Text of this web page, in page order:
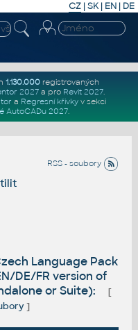
CZ | SK| EN | DE
1.130.000registrovaných
2027a pro Revit 2027.
a Regresní křivkyv sekci
AutoCADu 2027.
RSS - soubory
Language Pack
DE/FR version of
or Suite):
[
]